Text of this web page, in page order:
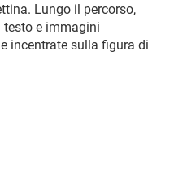
Lungo il percorso,
e immagini
incentrate sulla figura di